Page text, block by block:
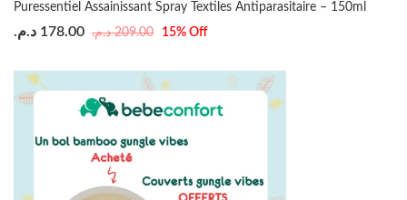
Puressentiel Assainissant Spray Textiles Antiparasitaire – 150ml
209.00 د.م. 178.00 د.م. 15% Off